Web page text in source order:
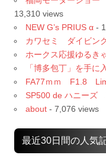
13,310 views
NEW G’s PRIUS α -
カワセミ ダイビン
ホークス応援ゆるき
「博多包丁」を手に
FA77ｍｍ F1.8
SP500 de ハニーズ
about - 7,076 views
最近30日間の人気